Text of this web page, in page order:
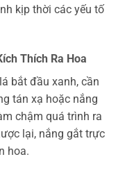
kịp thời các yếu tố
Thích Ra Hoa
bắt đầu xanh, cần
tán xạ hoặc nắng
chậm quá trình ra
lại, nắng gắt trực
hoa.